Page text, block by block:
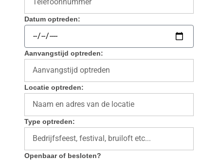
Datum optreden:
Aanvangstijd optreden:
Locatie optreden:
Type optreden:
Openbaar of besloten?